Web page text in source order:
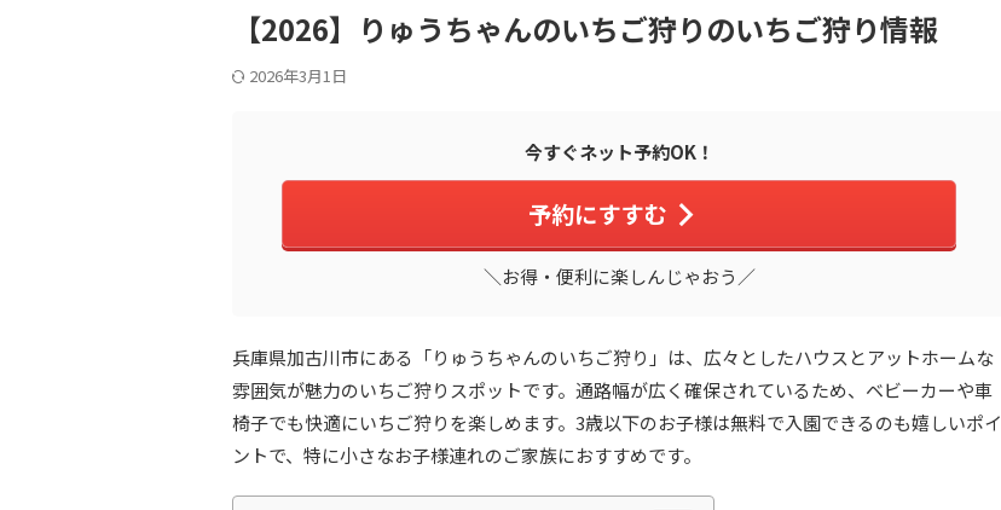
【2026】りゅうちゃんのいちご狩りのいちご狩り情報
2026年3月1日
今すぐネット予約OK！
予約にすすむ
＼お得・便利に楽しんじゃおう／
兵庫県加古川市にある「りゅうちゃんのいちご狩り」は、広々としたハウスとアットホームな
雰囲気が魅力のいちご狩りスポットです。通路幅が広く確保されているため、ベビーカーや車
椅子でも快適にいちご狩りを楽しめます。3歳以下のお子様は無料で入園できるのも嬉しいポイ
ントで、特に小さなお子様連れのご家族におすすめです。